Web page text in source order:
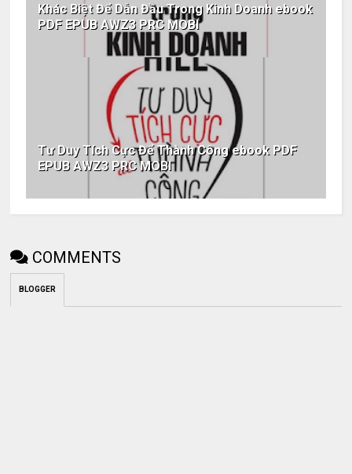
Khác Biệt Để Dẫn Đầu Trong Kinh Doanh ebook
PDF EPUB AWZ3 PRC MOBI
Tư Duy Tích Cực Để Thành Công ebook PDF
EPUB AWZ3 PRC MOBI
COMMENTS
BLOGGER